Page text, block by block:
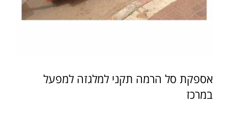
אספקת סל הרמה תקני למלגזה למפעל
במרכז